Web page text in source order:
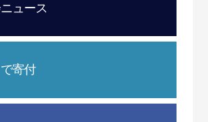
ュース
寄付